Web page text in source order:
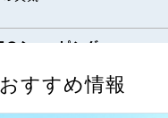
おすすめ情報